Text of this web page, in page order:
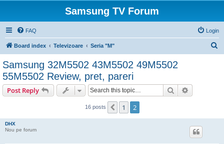
Samsung TV Forum
FAQ Login
Board index Televizoare Seria "M"
Samsung 32M5502 43M5502 49M5502
55M5502 Review, pret, pareri
Post Reply Search
16 posts Previous
1 2
DHX
Nou pe forum